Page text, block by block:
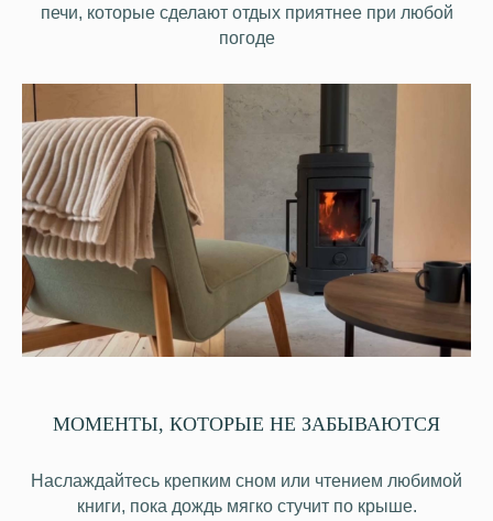
печи, которые сделают отдых приятнее при любой
погоде
МОМЕНТЫ, КОТОРЫЕ НЕ ЗАБЫВАЮТСЯ
Наслаждайтесь крепким сном или чтением любимой
книги, пока дождь мягко стучит по крыше.